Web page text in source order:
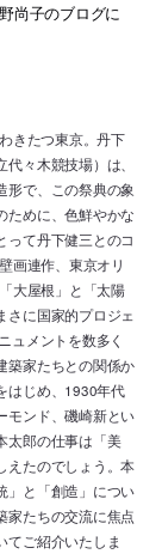
尚子のブログに
きたつ東京。丹下
々木競技場）は、
形で、この祭典の象
ために、色鮮やかな
って丹下健三とのコ
画連作、東京オリ
大屋根」と「太陽
さに国家的プロジェ
ュメントを数多く
築家たちとの関係か
はじめ、1930年代
モンド、磯崎新とい
太郎の仕事は「美
えたのでしょう。本
」と「創造」につい
家たちの交流に焦点
てご紹介いたしま